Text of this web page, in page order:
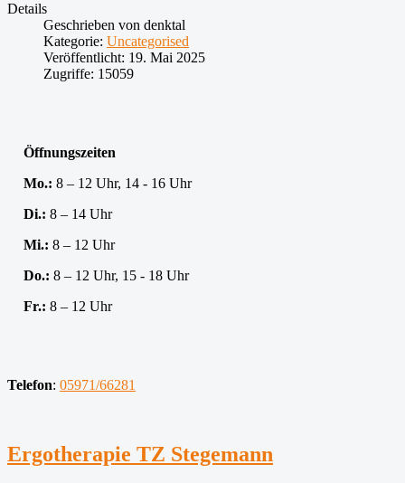
Details
Geschrieben von denktal
Kategorie: Uncategorised
Veröffentlicht: 19. Mai 2025
Zugriffe: 15059
Öffnungszeiten
Mo.: 8 – 12 Uhr, 14 - 16 Uhr
Di.: 8 – 14 Uhr
Mi.: 8 – 12 Uhr
Do.: 8 – 12 Uhr, 15 - 18 Uhr
Fr.: 8 – 12 Uhr
Telefon: 05971/66281
Ergotherapie TZ Stegemann